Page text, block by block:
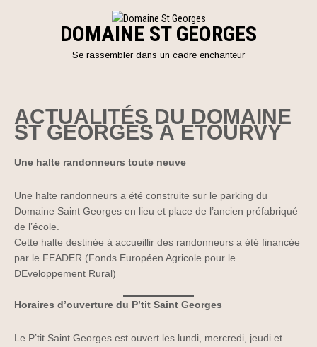
DOMAINE ST GEORGES
Se rassembler dans un cadre enchanteur
ACTUALITÉS DU DOMAINE
ST GEORGES À ETOURVY
Une halte randonneurs toute neuve
Une halte randonneurs a été construite sur le parking du
Domaine Saint Georges en lieu et place de l’ancien préfabriqué
de l’école.
Cette halte destinée à accueillir des randonneurs a été financée
par le FEADER (Fonds Européen Agricole pour le
DEveloppement Rural)
Horaires d’ouverture du P’tit Saint Georges
Le P’tit Saint Georges est ouvert les lundi, mercredi, jeudi et